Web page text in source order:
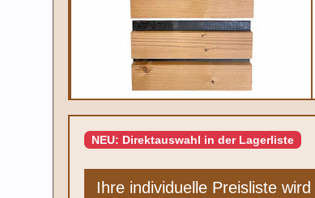
NEU: Direktauswahl in der Lagerliste
Ihre individuelle Preisliste